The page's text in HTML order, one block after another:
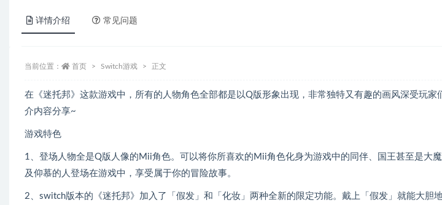
详情介绍 常见问题
当前位置： 首页 Switch游戏 正文
在《迷托邦》这款游戏中，所有的人物角色全部都是以Q版形象出现，非常独特又有趣的画风深受玩家
介内容分享~
游戏特色
1、登场人物全是Q版人像的Mii角色。可以将你所喜欢的Mii角色化身为游戏中的同伴、国王甚至是大
及仰慕的人登场在游戏中，享受属于你的冒险故事。
2、switch版本的《迷托邦》加入了「假发」和「化妆」两种全新的限定功能。戴上「假发」就能大胆